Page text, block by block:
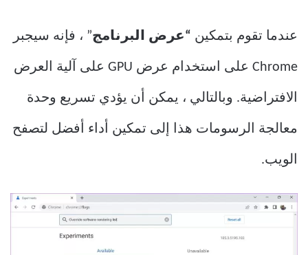
عندما تقوم بتمكين “عرض البرنامج” ، فإنه سيجبر
Chrome على استخدام عرض GPU على آلية العرض
الافتراضية. وبالتالي ، يمكن أن يؤدي تسريع وحدة
معالجة الرسومات هذا إلى تمكين أداء أفضل لتصفح
الويب.